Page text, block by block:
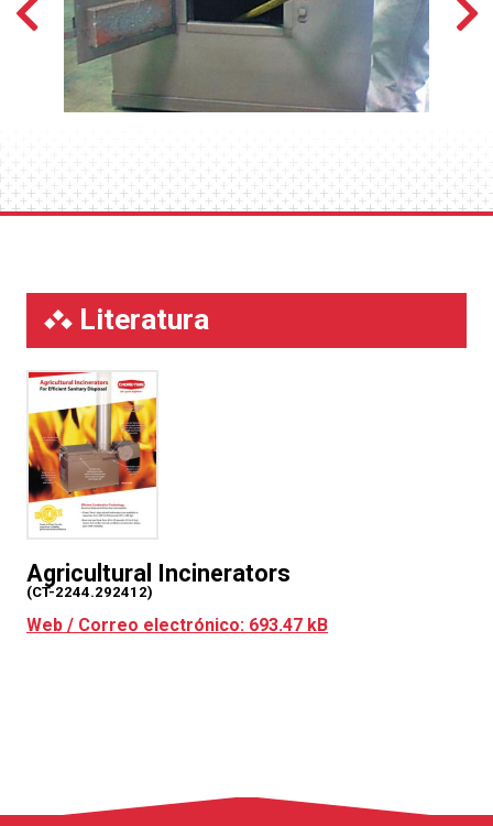
Literatura
Agricultural Incinerators
(CT-2244.292412)
Web / Correo electrónico: 693.47 kB